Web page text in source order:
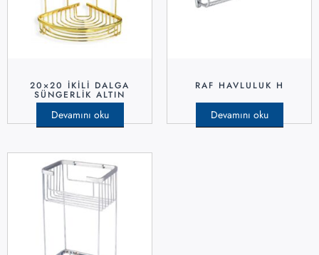
20×20 İKILI DALGA
SÜNGERLIK ALTIN
Devamını oku
RAF HAVLULUK H
Devamını oku